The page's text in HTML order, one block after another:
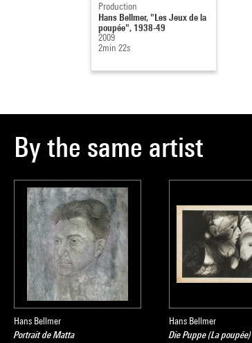
Production
Hans Bellmer, "Les Jeux de la
poupée", 1938-49
2009
2min 22s
By the same artist
Hans Bellmer
Portrait de Matta
Hans Bellmer
Die Puppe (La poupée)